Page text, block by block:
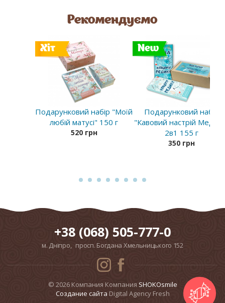
Рекомендуємо
Хіт
Подарунковий набір "Моїй
любій матусі" 150 г
520 грн
New
Подарунковий набір
"Кавовий настрій
2в1 155 г
350 грн
+38 (068) 505-777-0
м. Дніпро, просп. Богдана Хмельницького 152
© 2026 Компания Компания SHOKOsmile
Cоздание сайта Digital Agency Fresh